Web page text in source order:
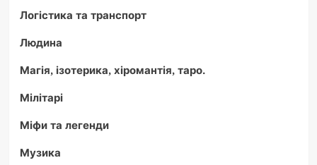
Логістика та транспорт
Людина
Магія, ізотерика, хіромантія, таро.
Мілітарі
Міфи та легенди
Музика